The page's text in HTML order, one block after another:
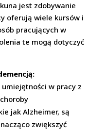
jest zdobywanie
oferują wiele kursów i
pracujących w
te mogą dotyczyć
w pracy z
jak Alzheimer, są
zwiększyć